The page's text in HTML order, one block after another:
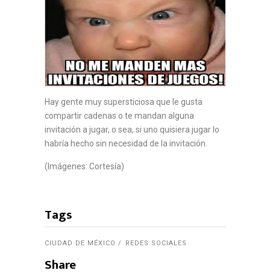
Hay gente muy supersticiosa que le gusta
compartir cadenas o te mandan alguna
invitación a jugar, o sea, si uno quisiera jugar lo
habría hecho sin necesidad de la invitación.
(Imágenes: Cortesía)
Tags
CIUDAD DE MÉXICO REDES SOCIALES
Share